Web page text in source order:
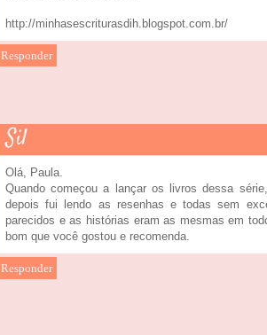
http://minhasescriturasdih.blogspot.com.br/
Responder
Sil
Olá, Paula.
Quando começou a lançar os livros dessa
depois fui lendo as resenhas e todas sem
parecidos e as histórias eram as mesmas em
bom que você gostou e recomenda.
Responder